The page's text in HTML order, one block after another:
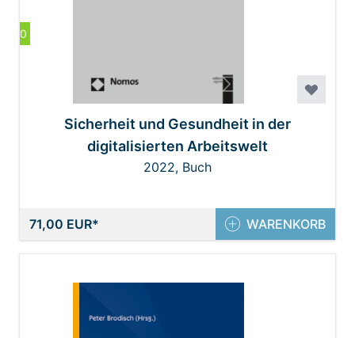
0
Sicherheit und Gesundheit in der
digitalisierten Arbeitswelt
2022, Buch
71,00 EUR WARENKORB